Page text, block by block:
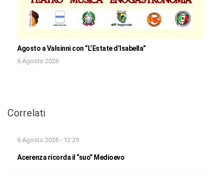
Agosto a Valsinni con “L’Estate d’Isabella”
6 Agosto 2026
Correlati
6 Agosto 2026 - 12:29
Acerenza ricorda il “suo” Medioevo